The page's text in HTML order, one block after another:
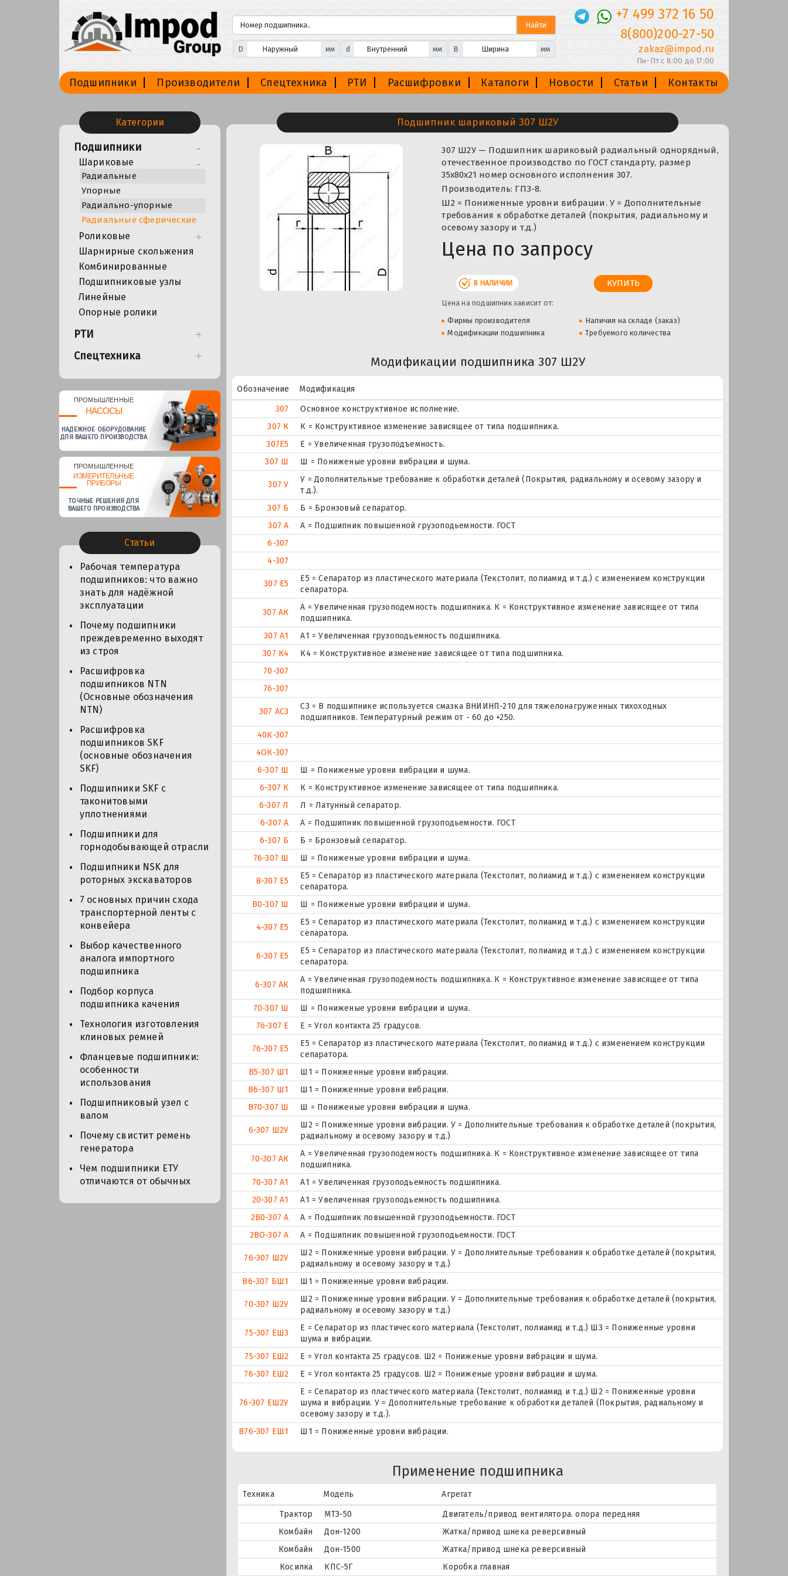
D мм d мм B мм
+7 499 372 16 50
8(800)200-27-50
zakaz@impod.ru
Пн-Пт с 8:00 до 17:00
Подшипники Производители Спецтехника РТИ Расшифровки Каталоги Новости Статьи Контакты
Категории
Подшипники
Шариковые
Радиальные
Упорные
Радиально-упорные
Радиальные сферические
Роликовые
Шарнирные скольжения
Комбинированные
Подшипниковые узлы
Линейные
Опорные ролики
РТИ
Спецтехника
ПРОМЫШЛЕННЫЕ
НАСОСЫ
НАДЕЖНОЕ ОБОРУДОВАНИЕ
ДЛЯ ВАШЕГО ПРОИЗВОДСТВА
ПРОМЫШЛЕННЫЕ
ИЗМЕРИТЕЛЬНЫЕ
ПРИБОРЫ
ТОЧНЫЕ РЕШЕНИЯ ДЛЯ
ВАШЕГО ПРОИЗВОДСТВА
Статьи
Рабочая температура
подшипников: что важно
знать для надёжной
эксплуатации
Почему подшипники
преждевременно выходят
из строя
Расшифровка
подшипников NTN
(Основные обозначения
NTN)
Расшифровка
подшипников SKF
(основные обозначения
SKF)
Подшипники SKF с
таконитовыми
уплотнениями
Подшипники для
горнодобывающей отрасли
Подшипники NSK для
роторных экскаваторов
7 основных причин схода
транспортерной ленты с
конвейера
Выбор качественного
аналога импортного
подшипника
Подбор корпуса
подшипника качения
Технология изготовления
клиновых ремней
Фланцевые подшипники:
особенности
использования
Подшипниковый узел с
валом
Почему свистит ремень
генератора
Чем подшипники ЕТУ
отличаются от обычных
Подшипник шариковый 307 Ш2У
307 Ш2У — Подшипник шариковый радиальный однорядный,
отечественное производство по ГОСТ стандарту, размер
35x80x21 номер основного исполнения 307.
Производитель: ГПЗ-8.
Ш2 = Пониженные уровни вибрации. У = Дополнительные
требования к обработке деталей (покрытия, радиальному и
осевому зазору и т.д.)
Цена по запросу
В НАЛИЧИИ
Цена на подшипник зависит от:
Фирмы производителя
Наличия на складе (заказ)
Модификации подшипника
Требуемого количества
Модификации подшипника 307 Ш2У
Обозначение
Модификация
307
Основное конструктивное исполнение.
307 К
К = Конструктивное изменение зависящее от типа подшипника.
307E5
Е = Увеличенная грузоподъемность.
307 Ш
Ш = Пониженые уровни вибрации и шума.
307 У
У = Дополнительные требование к обработки деталей (Покрытия, радиальному и осевому зазору и
т.д.).
307 Б
Б = Бронзовый сепаратор.
307 А
А = Подшипник повышенной грузоподьемности. ГОСТ
6-307
4-307
307 Е5
Е5 = Сепаратор из пластического материала (Текстолит, полиамид и т.д.) с изменением конструкции
сепаратора.
307 АК
А = Увеличенная грузоподемность подшипника. К = Конструктивное изменение зависящее от типа
подшипника.
307 А1
А1 = Увеличенная грузоподьемность подшипника.
307 К4
К4 = Конструктивное изменение зависящее от типа подшипника.
70-307
76-307
307 АС3
С3 = В подшипнике используется смазка ВНИИНП-210 для тяжелонагруженных тихоходных
подшипников. Температурный режим от - 60 до +250.
40К-307
4ОК-307
6-307 Ш
Ш = Пониженые уровни вибрации и шума.
6-307 К
К = Конструктивное изменение зависящее от типа подшипника.
6-307 Л
Л = Латунный сепаратор.
6-307 А
А = Подшипник повышенной грузоподьемности. ГОСТ
6-307 Б
Б = Бронзовый сепаратор.
76-307 Ш
Ш = Пониженые уровни вибрации и шума.
8-307 Е5
Е5 = Сепаратор из пластического материала (Текстолит, полиамид и т.д.) с изменением конструкции
сепаратора.
В0-307 Ш
Ш = Пониженые уровни вибрации и шума.
4-307 Е5
Е5 = Сепаратор из пластического материала (Текстолит, полиамид и т.д.) с изменением конструкции
сепаратора.
6-307 Е5
Е5 = Сепаратор из пластического материала (Текстолит, полиамид и т.д.) с изменением конструкции
сепаратора.
6-307 АК
А = Увеличенная грузоподемность подшипника. К = Конструктивное изменение зависящее от типа
подшипника.
70-307 Ш
Ш = Пониженые уровни вибрации и шума.
76-307 Е
E = Угол контакта 25 градусов.
76-307 Е5
Е5 = Сепаратор из пластического материала (Текстолит, полиамид и т.д.) с изменением конструкции
сепаратора.
В5-307 Ш1
Ш1 = Пониженные уровни вибрации.
В6-307 Ш1
Ш1 = Пониженные уровни вибрации.
В70-307 Ш
Ш = Пониженые уровни вибрации и шума.
6-307 Ш2У
Ш2 = Пониженные уровни вибрации. У = Дополнительные требования к обработке деталей (покрытия,
радиальному и осевому зазору и т.д.)
70-307 АК
А = Увеличенная грузоподемность подшипника. К = Конструктивное изменение зависящее от типа
подшипника.
70-307 А1
А1 = Увеличенная грузоподьемность подшипника.
20-307 А1
А1 = Увеличенная грузоподьемность подшипника.
2В0-307 А
А = Подшипник повышенной грузоподьемности. ГОСТ
2ВО-307 А
А = Подшипник повышенной грузоподьемности. ГОСТ
76-307 Ш2У
Ш2 = Пониженные уровни вибрации. У = Дополнительные требования к обработке деталей (покрытия,
радиальному и осевому зазору и т.д.)
В6-307 БШ1
Ш1 = Пониженные уровни вибрации.
70-307 Ш2У
Ш2 = Пониженные уровни вибрации. У = Дополнительные требования к обработке деталей (покрытия,
радиальному и осевому зазору и т.д.)
75-307 ЕШ3
Е = Сепаратор из пластического материала (Текстолит, полиамид и т.д.) Ш3 = Пониженные уровни
шума и вибрации.
75-307 ЕШ2
E = Угол контакта 25 градусов. Ш2 = Пониженые уровни вибрации и шума.
76-307 ЕШ2
E = Угол контакта 25 градусов. Ш2 = Пониженые уровни вибрации и шума.
76-307 ЕШ2У
Е = Сепаратор из пластического материала (Текстолит, полиамид и т.д.) Ш2 = Пониженные уровни
шума и вибрации. У = Дополнительные требование к обработки деталей (Покрытия, радиальному и
осевому зазору и т.д.).
В76-307 ЕШ1
Ш1 = Пониженные уровни вибрации.
Применение подшипника
Техника Модель
Агрегат
Трактор
МТЗ-50
Двигатель/привод вентилятора. опора передняя
Комбайн
Дон-1200
Жатка/привод шнека реверсивный
Комбайн
Дон-1500
Жатка/привод шнека реверсивный
Косилка
КПС-5Г
Коробка главная